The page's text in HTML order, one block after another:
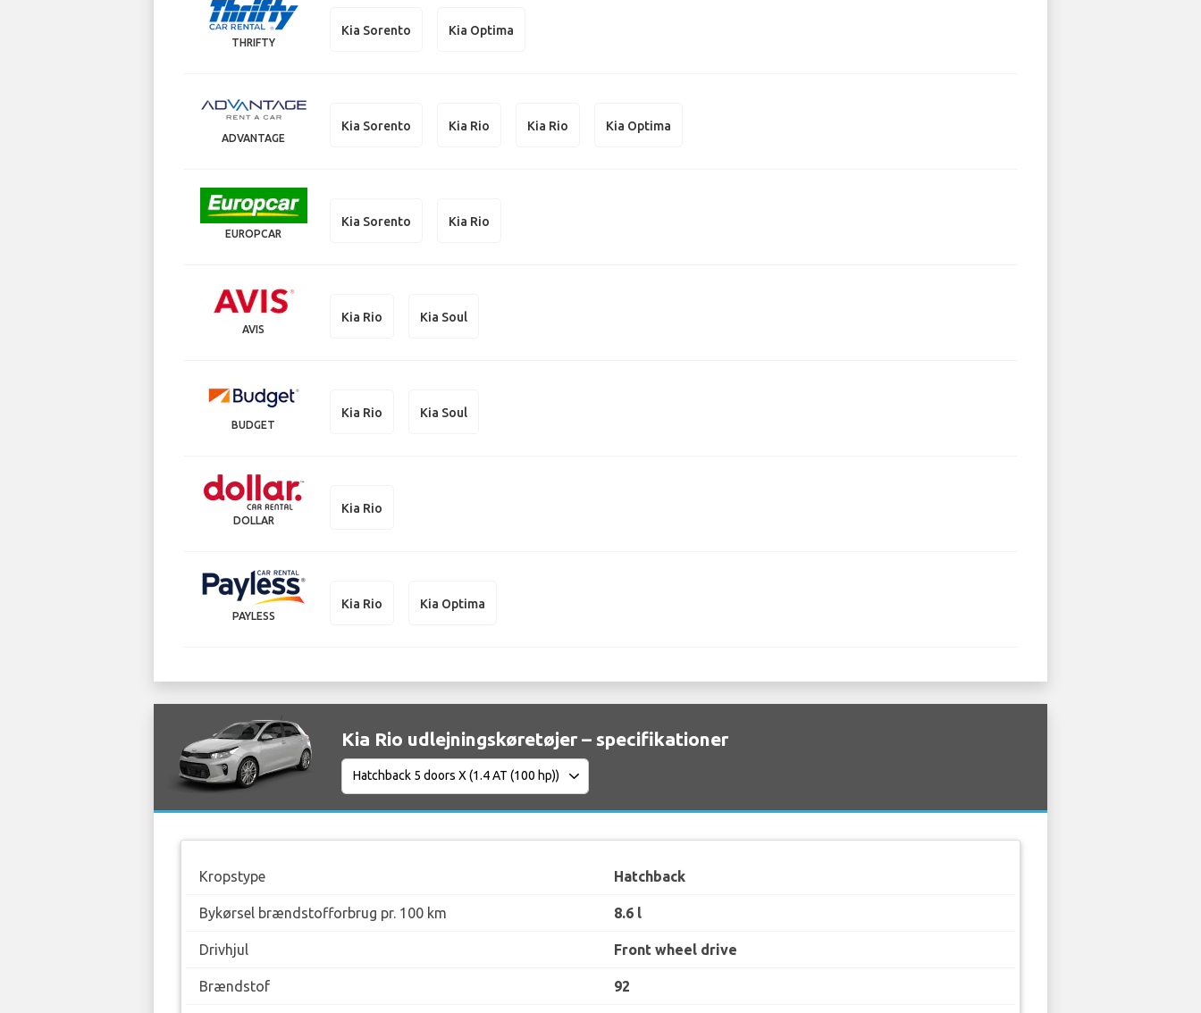
THRIFTY
Kia Sorento Kia Optima
ADVANTAGE
Kia Sorento Kia Rio Kia Rio Kia Optima
EUROPCAR
Kia Sorento Kia Rio
AVIS
Kia Rio Kia Soul
BUDGET
Kia Rio Kia Soul
DOLLAR
Kia Rio
PAYLESS
Kia Rio Kia Optima
Kia Rio udlejningskøretøjer – specifikationer
Kropstype Hatchback
Bykørsel brændstofforbrug pr. 100 km 8.6 l
Drivhjul Front wheel drive
Brændstof 92